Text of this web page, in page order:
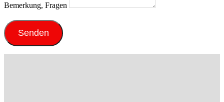
Bemerkung, Fragen
Senden